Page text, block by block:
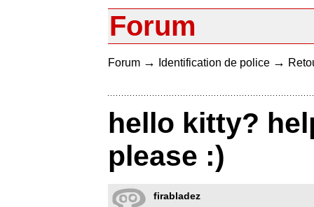
Forum
Forum → Identification de police →
hello kitty?
please :)
firabladez